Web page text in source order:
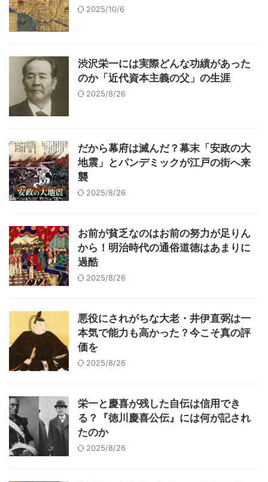
2025/10/6
渋沢栄一には実際どんな功績があった
のか「近代資本主義の父」の生涯
2025/8/26
だから幕府は滅んだ？幕末「安政の大
地震」とパンデミックが江戸の街へ来
襲
2025/8/26
お前が貧乏なのはお前の努力が足りん
から！明治時代の通俗道徳はあまりに
過酷
2025/8/26
悪役にされがちな大老・井伊直弼は一
本気で能力も高かった？今こそ真の評
価を
2025/8/26
栄一と慶喜が残した自伝は信用でき
る？『徳川慶喜公伝』には何が記され
たのか
2025/8/26